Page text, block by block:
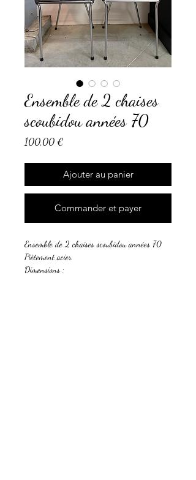
Ensemble de 2 chaises
scoubidou années 70
100,00 €
Ajouter au panier
Commander et payer
Ensemble de 2 chaises scoubidou années 70
Piètement acier
Dimensions :